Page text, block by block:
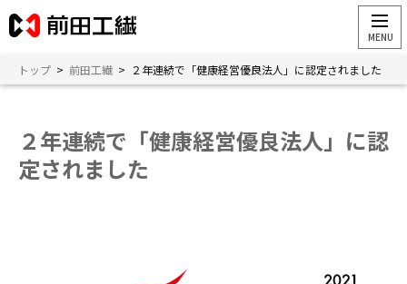
トップ > 前田工繊 > ２年連続で「健康経営優良法人」に認定されました
２年連続で「健康経営優良法人」に認
定されました